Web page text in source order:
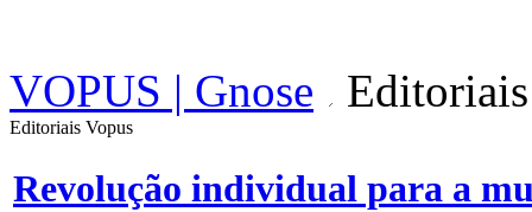
VOPUS | Gnose
Editoriais Vopus
Revolução individual para a